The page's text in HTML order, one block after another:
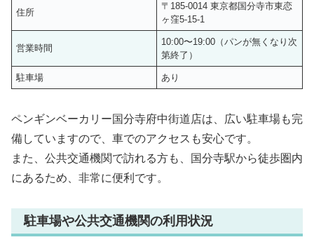
住所
〒185-0014 東京都国分寺市東恋
ヶ窪5-15-1
営業時間
10:00〜19:00（パンが無くなり次
第終了）
駐車場 あり
ペンギンベーカリー国分寺府中街道店は、広い駐車場も完
備していますので、車でのアクセスも安心です。
また、公共交通機関で訪れる方も、国分寺駅から徒歩圏内
にあるため、非常に便利です。
駐車場や公共交通機関の利用状況